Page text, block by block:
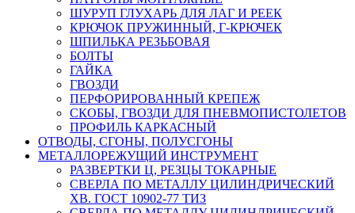
ШУРУП ГЛУХАРЬ ДЛЯ ЛАГ И РЕЕК
КРЮЧОК ПРУЖИННЫЙ, Г-КРЮЧЕК
ШПИЛЬКА РЕЗЬБОВАЯ
БОЛТЫ
ГАЙКА
ГВОЗДИ
ПЕРФОРИРОВАННЫЙ КРЕПЕЖ
СКОБЫ, ГВОЗДИ ДЛЯ ПНЕВМОПИСТОЛЕТОВ
ПРОФИЛЬ КАРКАСНЫЙ
ОТВОДЫ, СГОНЫ, ПОЛУСГОНЫ
МЕТАЛЛОРЕЖУЩИЙ ИНСТРУМЕНТ
РАЗВЕРТКИ Ц, РЕЗЦЫ ТОКАРНЫЕ
СВЕРЛА ПО МЕТАЛЛУ ЦИЛИНДРИЧЕСКИЙ
ХВ. ГОСТ 10902-77 ТИЗ